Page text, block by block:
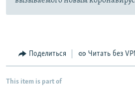
Поделиться Читать без
This item is part of